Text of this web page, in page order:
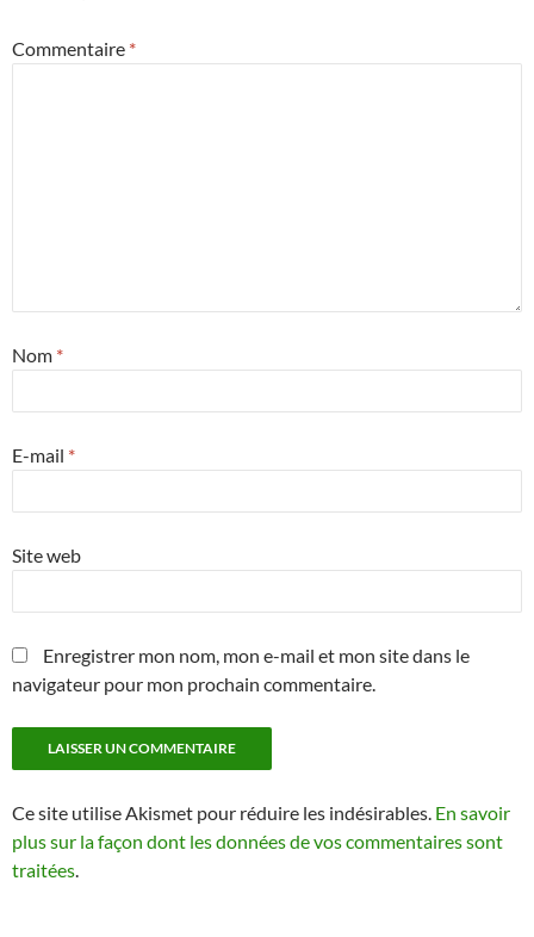
Commentaire *
Nom *
E-mail *
Site web
Enregistrer mon nom, mon e-mail et mon site dans le
navigateur pour mon prochain commentaire.
Ce site utilise Akismet pour réduire les indésirables. En savoir
plus sur la façon dont les données de vos commentaires sont
traitées.